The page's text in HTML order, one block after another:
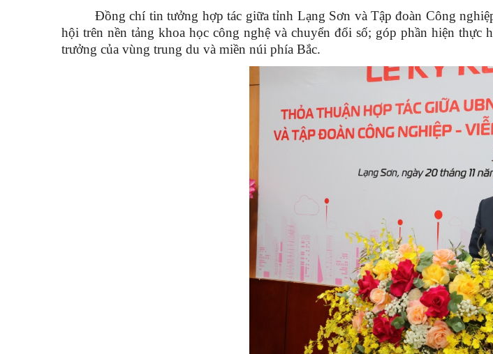
Đồng chí tin tưởng hợp tác giữa tỉnh Lạng Sơn và Tập đoàn Công
hội trên nền tảng khoa học công nghệ và chuyển đổi số; góp phần hiện
trưởng của vùng trung du và miền núi phía Bắc.